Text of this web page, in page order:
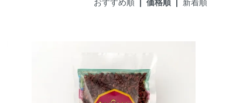
おすすめ順 | 価格順 | 新着順